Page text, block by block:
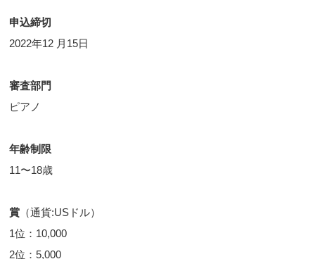
申込締切
2022年12 月15日
審査部門
ピアノ
年齢制限
11〜18歳
賞 （通貨:USドル）
1位：10,000
2位：5,000